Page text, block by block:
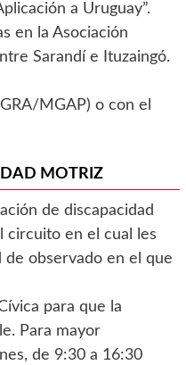
a Uruguay”.
en la Asociación
Sarandí e Ituzaingó.
MGAP) o con el
MOTRIZ
de discapacidad
circuito en el cual les
de observado en el que
para que la
Para mayor
de 9:30 a 16:30